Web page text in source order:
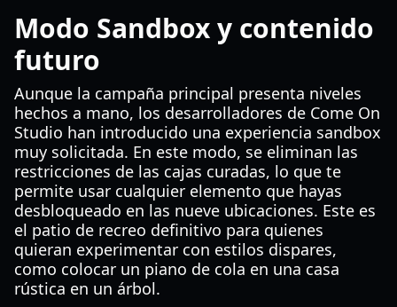
Modo Sandbox y contenido
futuro
Aunque la campaña principal presenta niveles
hechos a mano, los desarrolladores de Come On
Studio han introducido una experiencia sandbox
muy solicitada. En este modo, se eliminan las
restricciones de las cajas curadas, lo que te
permite usar cualquier elemento que hayas
desbloqueado en las nueve ubicaciones. Este es
el patio de recreo definitivo para quienes
quieran experimentar con estilos dispares,
como colocar un piano de cola en una casa
rústica en un árbol.